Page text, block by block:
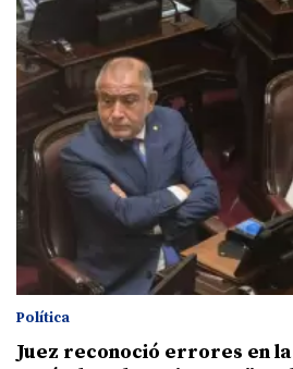
Política
Juez reconoció errores en